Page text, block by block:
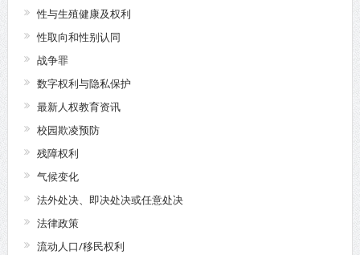
性与生殖健康及权利
性取向和性别认同
战争罪
数字权利与隐私保护
最新人权教育资讯
校园欺凌预防
残障权利
气候变化
法外处决、即决处决或任意处决
法律政策
流动人口/移民权利